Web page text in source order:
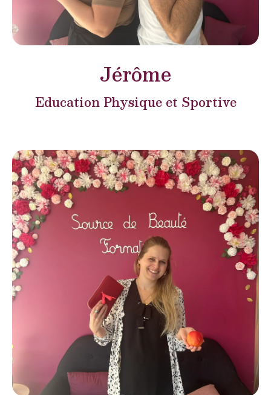
Jérôme
Education Physique et Sportive